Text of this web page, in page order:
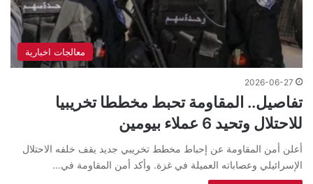
معالجات اخبارية
2026-06-27
تفاصيل.. المقاومة تحبط مخططا تخريبيا
للاحتلال وتحيد 6 عملاء بيومين
أعلن أمن المقاومة عن إحباط مخطط تخريبي جديد يقف خلفه الاحتلال
الإسرائيلي وعصاباته العميلة في غزة. وأكد أمن المقاومة في…